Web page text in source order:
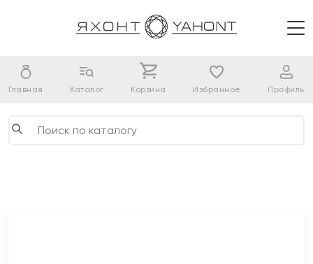
Главная Каталог Корзина Избранное Профиль